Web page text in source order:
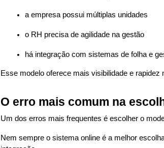
a empresa possui múltiplas unidades
o RH precisa de agilidade na gestão
há integração com sistemas de folha e
Esse modelo oferece mais visibilidade e
O erro mais comum na
Um dos erros mais frequentes é escolher o
Nem sempre o sistema online é a melhor